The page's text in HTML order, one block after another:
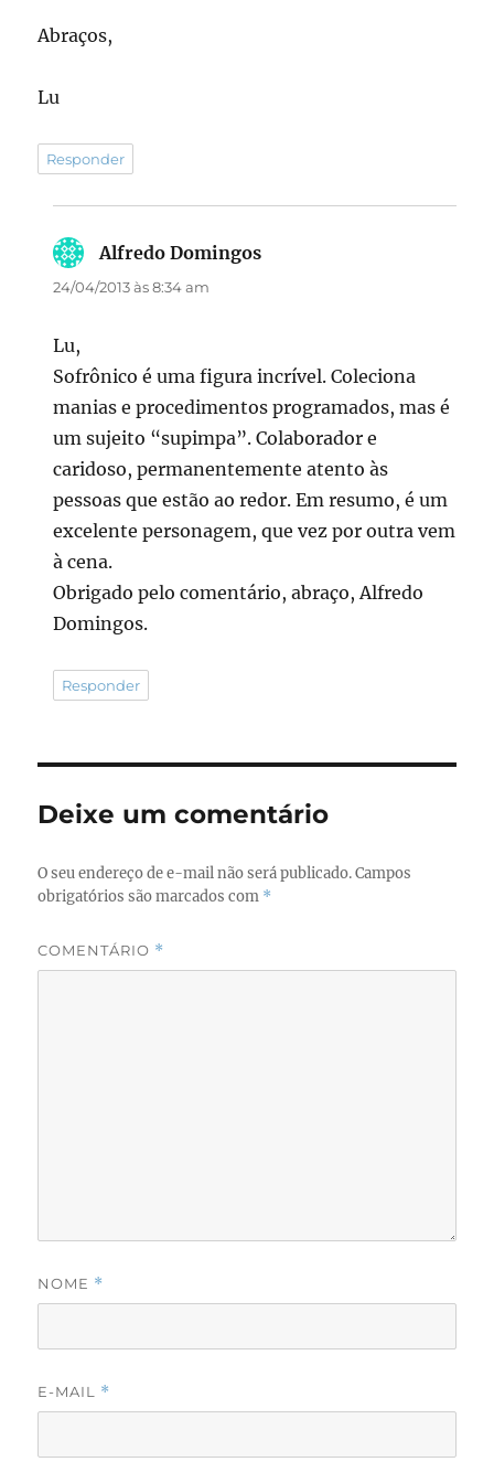
Abraços,
Lu
Responder
Alfredo Domingos
24/04/2013 às 8:34 am
Lu,
Sofrônico é uma figura incrível. Coleciona
manias e procedimentos programados, mas é
um sujeito “supimpa”. Colaborador e
caridoso, permanentemente atento às
pessoas que estão ao redor. Em resumo, é um
excelente personagem, que vez por outra vem
à cena.
Obrigado pelo comentário, abraço, Alfredo
Domingos.
Responder
Deixe um comentário
O seu endereço de e-mail não será publicado. Campos
obrigatórios são marcados com *
COMENTÁRIO *
NOME *
E-MAIL *